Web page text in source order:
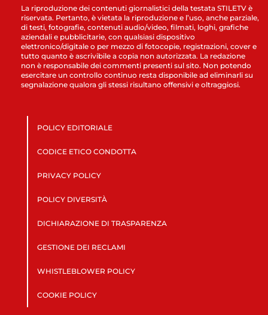
La riproduzione dei contenuti giornalistici della testata STILETV è
riservata. Pertanto, è vietata la riproduzione e l’uso, anche parziale,
di testi, fotografie, contenuti audio/video, filmati, loghi, grafiche
aziendali e pubblicitarie, con qualsiasi dispositivo
elettronico/digitale o per mezzo di fotocopie, registrazioni, cover e
tutto quanto è ascrivibile a copia non autorizzata. La redazione
non è responsabile dei commenti presenti sul sito. Non potendo
esercitare un controllo continuo resta disponibile ad eliminarli su
segnalazione qualora gli stessi risultano offensivi e oltraggiosi.
POLICY EDITORIALE
CODICE ETICO CONDOTTA
PRIVACY POLICY
POLICY DIVERSITÀ
DICHIARAZIONE DI TRASPARENZA
GESTIONE DEI RECLAMI
WHISTLEBLOWER POLICY
COOKIE POLICY